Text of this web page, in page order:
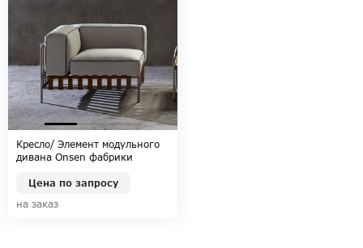
Кресло/ Элемент модульного
дивана Onsen фабрики
ONSEN
Цена по запросу
на заказ